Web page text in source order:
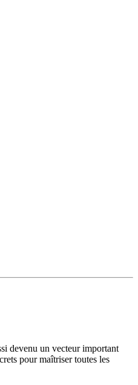
devenu un vecteur important
pour maîtriser toutes les